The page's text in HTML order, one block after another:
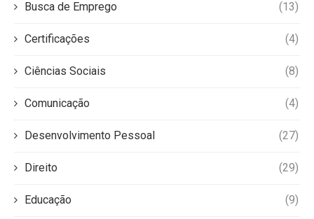
Busca de Emprego (13)
Certificações (4)
Ciências Sociais (8)
Comunicação (4)
Desenvolvimento Pessoal (27)
Direito (29)
Educação (9)